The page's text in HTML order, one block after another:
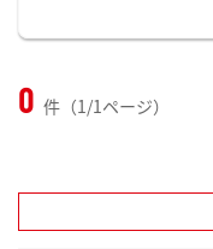
0 件（1/1ページ）